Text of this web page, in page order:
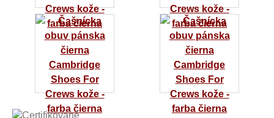
Certifikované